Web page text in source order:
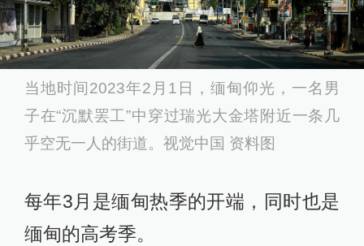
当地时间2023年2月1日，缅甸仰光，一名男
子在“沉默罢工”中穿过瑞光大金塔附近一条几
乎空无一人的街道。视觉中国 资料图
每年3月是缅甸热季的开端，同时也是
缅甸的高考季。